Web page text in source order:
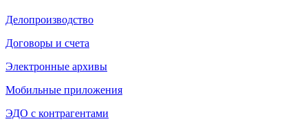
Делопроизводство
Договоры и счета
Электронные архивы
Мобильные приложения
ЭДО с контрагентами